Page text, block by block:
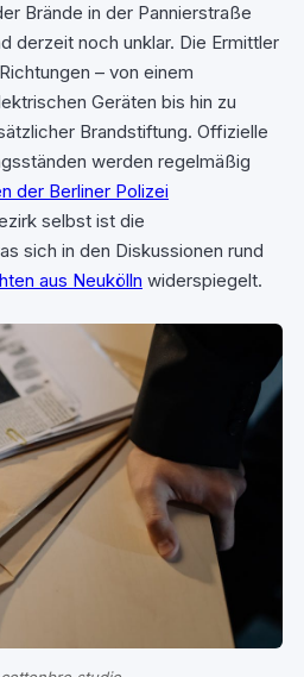
Brände in der Pannierstraße
derzeit noch unklar. Die Ermittler
– von einem
Geräten bis hin zu
Brandstiftung. Offizielle
werden regelmäßig
der Berliner Polizei
selbst ist die
sich in den Diskussionen rund
aus Neukölln widerspiegelt.